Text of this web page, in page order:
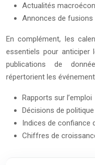
Actualités
Annonces de
En complément, les
essentiels pour anticiper
publications de
répertorient les
Rapports sur l’emploi
Décisions de
Indices de confiance
Chiffres de